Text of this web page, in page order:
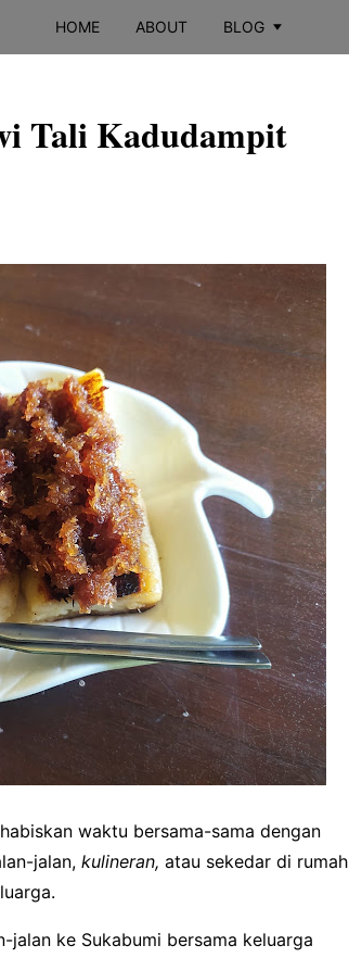
HOME ABOUT BLOG
Tali Kadudampit
waktu bersama-sama dengan
jalan, kulineran, atau sekedar di rumah
ke Sukabumi bersama keluarga